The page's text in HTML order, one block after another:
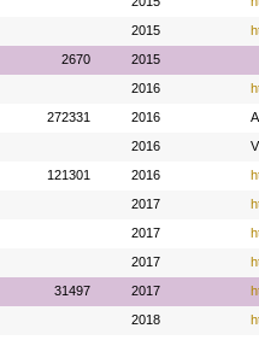
2015
2670 2015
2016
272331 2016
2016
121301 2016
2017
2017
2017
31497 2017
2018